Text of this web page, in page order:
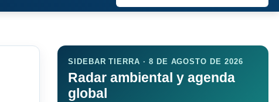
SIDEBAR TIERRA · 8 DE AGOSTO DE 2026
Radar ambiental y agenda
global